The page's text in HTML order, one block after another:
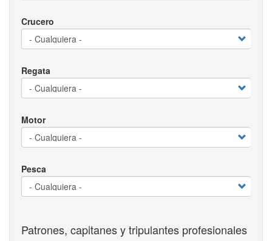
Crucero
Regata
Motor
Pesca
Patrones, capitanes y tripulantes profesionales